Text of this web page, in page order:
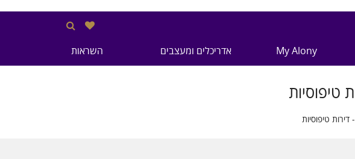
My Alony אדריכלים ומעצבים השראות